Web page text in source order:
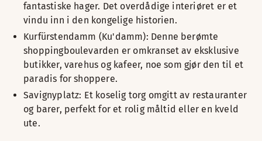
fantastiske hager. Det overdådige interiøret er et
vindu inn i den kongelige historien.
Kurfürstendamm (Ku'damm): Denne berømte
shoppingboulevarden er omkranset av eksklusive
butikker, varehus og kafeer, noe som gjør den til et
paradis for shoppere.
Savignyplatz: Et koselig torg omgitt av restauranter
og barer, perfekt for et rolig måltid eller en kveld
ute.